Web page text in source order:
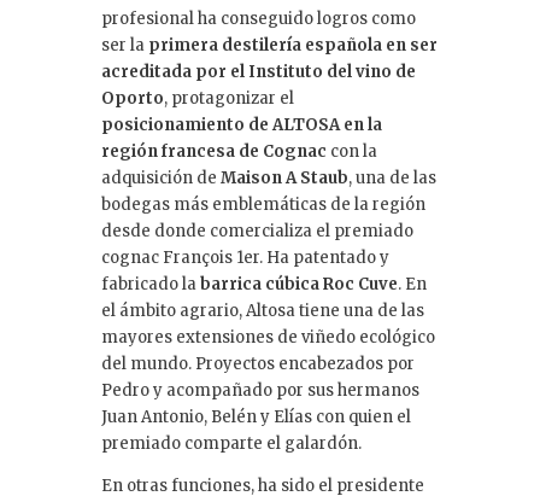
profesional ha conseguido logros como
ser la primera destilería española en ser
acreditada por el Instituto del vino de
Oporto, protagonizar el
posicionamiento de ALTOSA en la
región francesa de Cognac con la
adquisición de Maison A Staub, una de las
bodegas más emblemáticas de la región
desde donde comercializa el premiado
cognac François 1er. Ha patentado y
fabricado labarrica cúbica Roc Cuve. En
el ámbito agrario, Altosa tiene una de las
mayores extensiones de viñedo ecológico
del mundo. Proyectos encabezados por
Pedro y acompañado por sus hermanos
Juan Antonio, Belén y Elías con quien el
premiado comparte el galardón.
En otras funciones, ha sido el presidente